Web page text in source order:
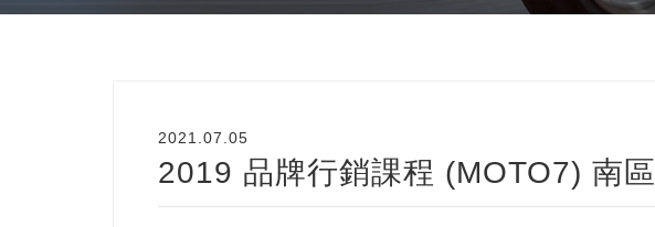
2021.07.05
2019 品牌行銷課程 (MOTO7) 南區